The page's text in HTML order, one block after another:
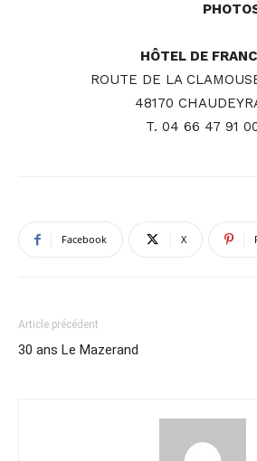
HÔTEL DE
ROUTE DE LA
48170
T. 04 66 47 91
Facebook X
Article précédent
30 ans Le Mazerand